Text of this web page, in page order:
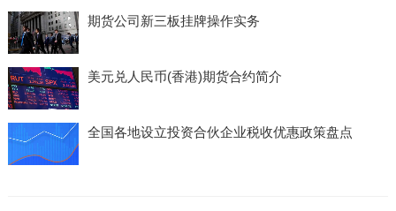
期货公司新三板挂牌操作实务
美元兑人民币(香港)期货合约简介
全国各地设立投资合伙企业税收优惠政策盘点